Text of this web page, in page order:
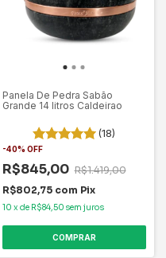
Panela De Pedra Sabão
Grande 14 litros Caldeirao
(18)
-40% OFF
R$845,00 R$1.419,00
R$802,75 com Pix
10 xde R$84,50 sem juros
COMPRAR